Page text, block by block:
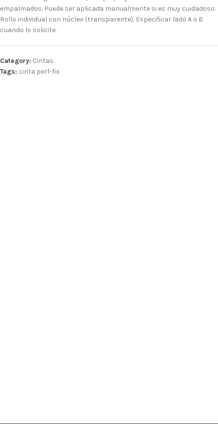
empalmados. Puede ser aplicada manualmente si es muy cuidadoso.
Rollo individual con núcleo (transparente). Especificar lado A o B
cuando lo solicite.
Category: Cintas
Tags: cinta perf-fix